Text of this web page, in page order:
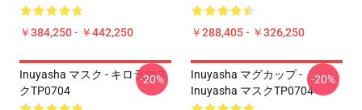
￥384,250 - ￥442,250 ￥288,405 - ￥326,250
Inuyasha マスク - キロラマス
クTP0704
-20%
Inuyasha マグカップ -
Inuyasha マスクTP0704
-20%